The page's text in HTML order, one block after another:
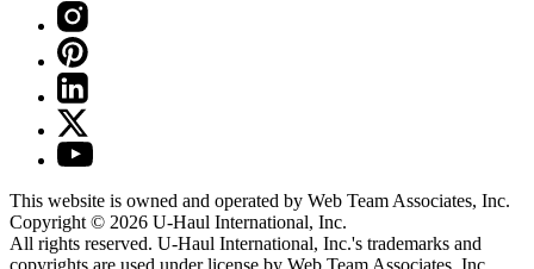
This website is owned and operated by Web Team Associates, Inc.
Copyright © 2026 U-Haul International, Inc.
All rights reserved. U-Haul International, Inc.'s trademarks and
copyrights are used under license by Web Team Associates, Inc.